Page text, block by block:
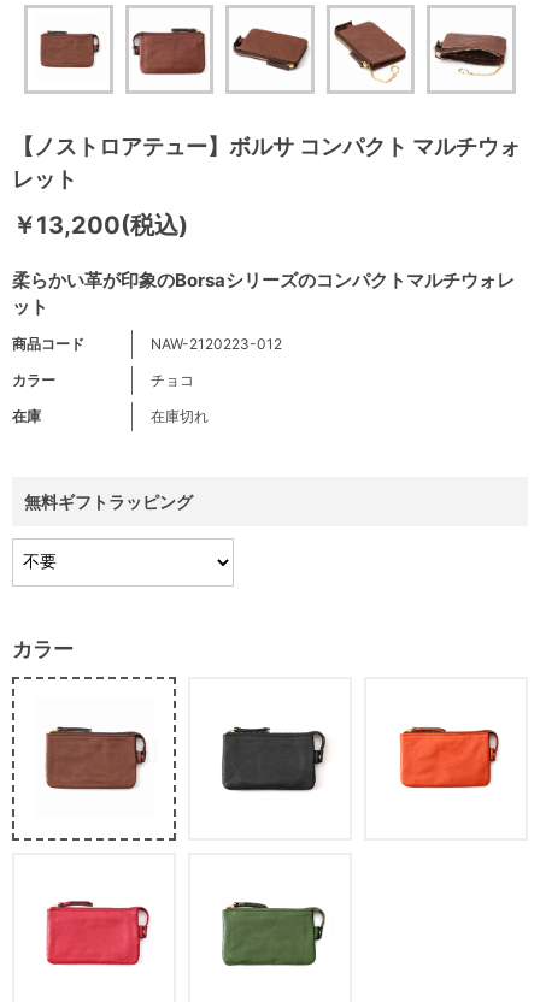
【ノストロアテュー】ボルサ コンパクト マルチウォ
レット
柔らかい革が印象のBorsaシリーズのコンパクトマルチウォレ
ット
￥13,200(税込)
商品コード
NAW-2120223-012
カラー
チョコ
在庫
在庫切れ
無料ギフトラッピング
カラー